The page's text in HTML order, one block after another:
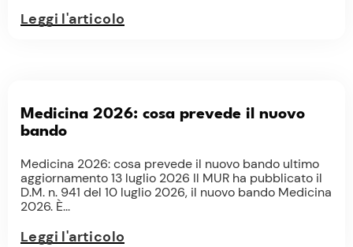
Leggi l'articolo
Medicina 2026: cosa prevede il nuovo
bando
Medicina 2026: cosa prevede il nuovo bando ultimo
aggiornamento 13 luglio 2026 Il MUR ha pubblicato il
D.M. n. 941 del 10 luglio 2026, il nuovo bando Medicina
2026. È...
Leggi l'articolo